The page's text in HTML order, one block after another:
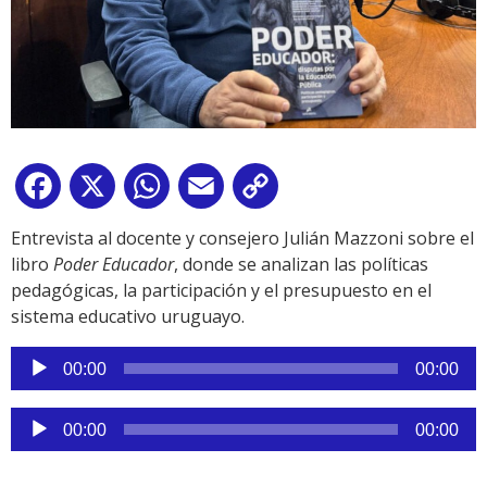
Facebook
X WhatsApp
Email
Link
Entrevista al docente y consejero Julián Mazzoni sobre el
libro Poder Educador, donde se analizan las políticas
pedagógicas, la participación y el presupuesto en el
sistema educativo uruguayo.
Reproductor
de
audio
00:00 00:00
Reproductor
de
00:00 00:00